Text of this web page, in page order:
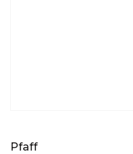
Pfaff